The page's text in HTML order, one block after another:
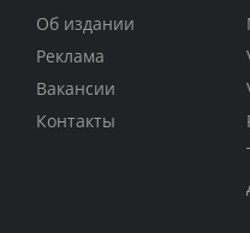
Об издании
Реклама
Вакансии
Контакты